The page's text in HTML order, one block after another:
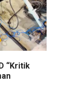
“Kritik